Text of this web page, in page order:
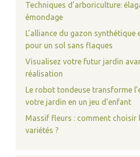
Techniques d’arboriculture:
émondage
L’alliance du gazon synthétique
pour un sol sans flaques
Visualisez votre futur jardin
réalisation
Le robot tondeuse transforme
votre jardin en un jeu d’enfant
Massif fleurs : comment choisir
variétés ?